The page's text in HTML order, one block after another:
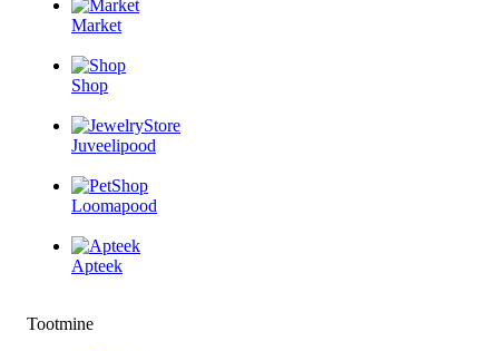
Market
Shop
Juveelipood
Loomapood
Apteek
Tootmine